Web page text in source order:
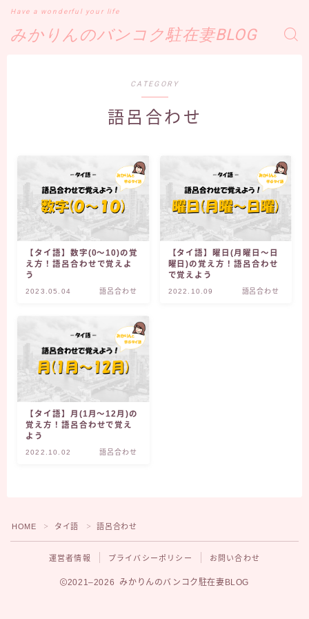
みかりんのバンコク駐在妻BLOG
Have a wonderful your life
CATEGORY
語呂合わせ
【タイ語】数字(0～10)の覚
え方！語呂合わせで覚えよ
う
2023.05.04 語呂合わせ
【タイ語】曜日(月曜日～日
曜日)の覚え方！語呂合わせ
で覚えよう
2022.10.09 語呂合わせ
【タイ語】月(1月～12月)の
覚え方！語呂合わせで覚え
よう
2022.10.02 語呂合わせ
HOME ＞ タイ語 ＞ 語呂合わせ
運営者情報 プライバシーポリシー お問い合わせ
2021–2026 みかりんのバンコク駐在妻BLOG